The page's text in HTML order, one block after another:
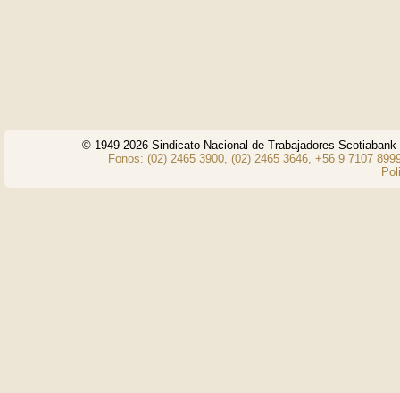
© 1949-2026 Sindicato Nacional de Trabajadores
Fonos: (02) 2465 3900, (02) 2465 3646, +56 9 7107